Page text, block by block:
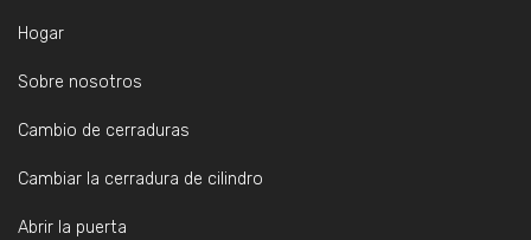
Hogar
Sobre nosotros
Cambio de cerraduras
Cambiar la cerradura de cilindro
Abrir la puerta